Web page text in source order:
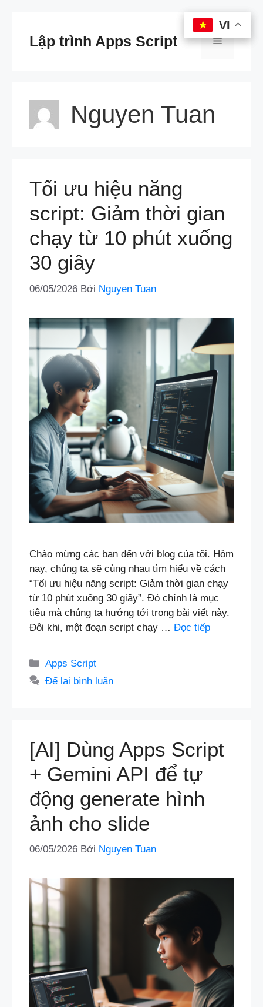
Lập trình Apps Script Menu
Nguyen Tuan
Tối ưu hiệu năng
script: Giảm thời gian
chạy từ 10 phút xuống
30 giây
06/05/2026 Bởi Nguyen Tuan
Chào mừng các bạn đến với blog của tôi. Hôm
nay, chúng ta sẽ cùng nhau tìm hiểu về cách
“Tối ưu hiệu năng script: Giảm thời gian chạy
từ 10 phút xuống 30 giây”. Đó chính là mục
tiêu mà chúng ta hướng tới trong bài viết này.
Đôi khi, một đoạn script chạy … Đọc tiếp
Danh
mục
Apps Script
Để lại bình luận
[AI] Dùng Apps Script
+ Gemini API để tự
động generate hình
ảnh cho slide
06/05/2026 Bởi Nguyen Tuan
VI
VI